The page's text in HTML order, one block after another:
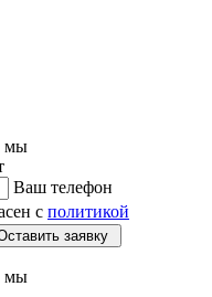
мы
Ваш телефон
с политикой
мы